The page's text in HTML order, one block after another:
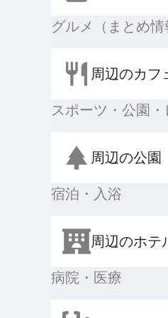
グルメ（まとめ情
周辺のカフ
スポーツ・公園
周辺の公園
宿泊・入浴
周辺のホテ
病院・医療